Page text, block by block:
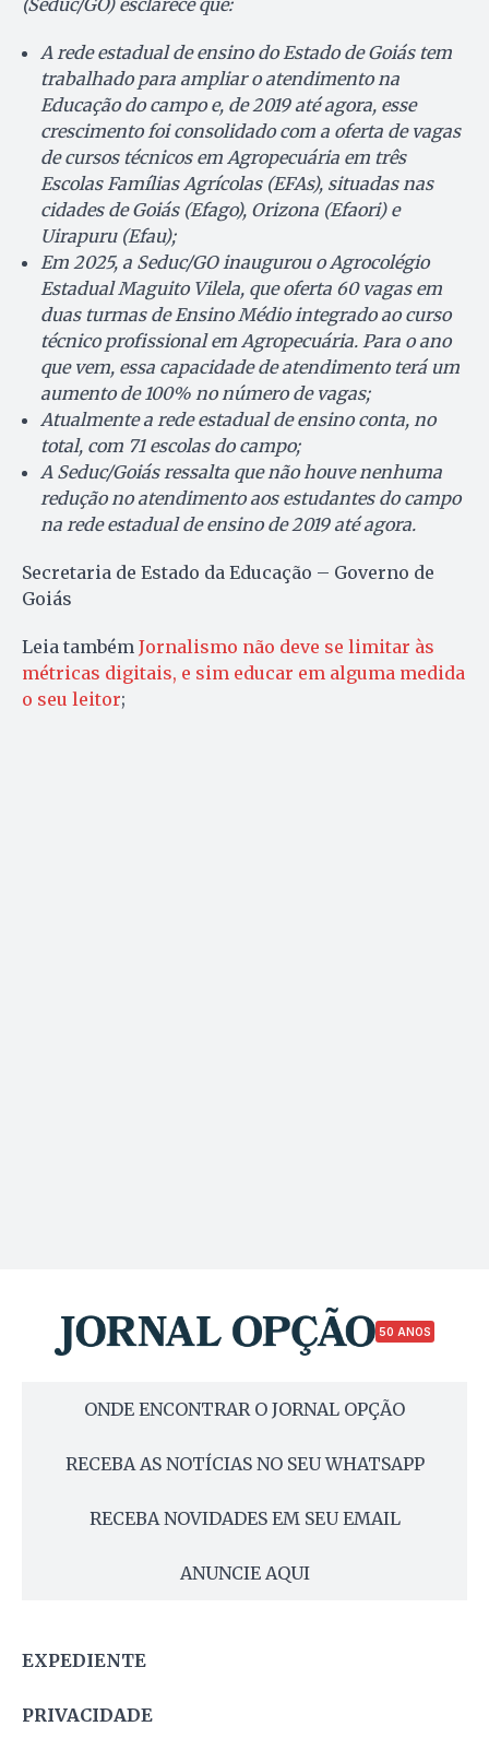
A rede estadual de ensino do Estado de Goiás tem
trabalhado para ampliar o atendimento na
Educação do campo e, de 2019 até agora, esse
crescimento foi consolidado com a oferta de vagas
de cursos técnicos em Agropecuária em três
Escolas Famílias Agrícolas (EFAs), situadas nas
cidades de Goiás (Efago), Orizona (Efaori) e
Uirapuru (Efau);
Em 2025, a Seduc/GO inaugurou o Agrocolégio
Estadual Maguito Vilela, que oferta 60 vagas em
duas turmas de Ensino Médio integrado ao curso
técnico profissional em Agropecuária. Para o ano
que vem, essa capacidade de atendimento terá um
aumento de 100% no número de vagas;
Atualmente a rede estadual de ensino conta, no
total, com 71 escolas do campo;
A Seduc/Goiás ressalta que não houve nenhuma
redução no atendimento aos estudantes do campo
na rede estadual de ensino de 2019 até agora.
Secretaria de Estado da Educação – Governo de
Goiás
Leia também Jornalismo não deve se limitar às
métricas digitais, e sim educar em alguma medida
o seu leitor;
50 ANOS
ONDE ENCONTRAR O JORNAL OPÇÃO
RECEBA AS NOTÍCIAS NO SEU WHATSAPP
RECEBA NOVIDADES EM SEU EMAIL
ANUNCIE AQUI
EXPEDIENTE
PRIVACIDADE